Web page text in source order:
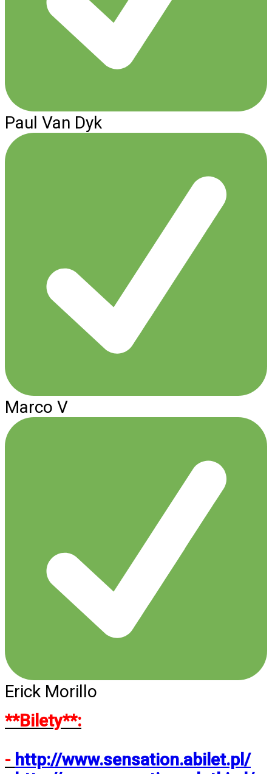
Paul Van Dyk
Marco V
Erick Morillo
**Bilety**:
- http://www.sensation.abilet.pl/